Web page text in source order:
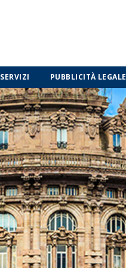
SERVIZI PUBBLICITÀ LEGALE